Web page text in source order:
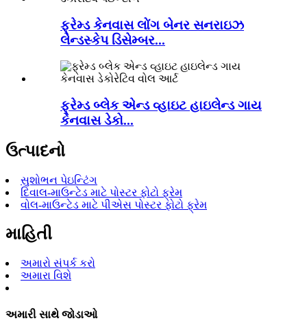
ફ્રેમ્ડ કેનવાસ લોંગ બેનર સનરાઇઝ
લેન્ડસ્કેપ ડિસેમ્બર...
ફ્રેમ્ડ બ્લેક એન્ડ વ્હાઇટ હાઇલેન્ડ ગાય
કેનવાસ ડેકો...
ઉત્પાદનો
સુશોભન પેઇન્ટિંગ
દિવાલ-માઉન્ટેડ માટે પોસ્ટર ફોટો ફ્રેમ
વોલ-માઉન્ટેડ માટે પીએસ પોસ્ટર ફોટો ફ્રેમ
માહિતી
અમારો સંપર્ક કરો
અમારા વિશે
અમારી સાથે જોડાઓ